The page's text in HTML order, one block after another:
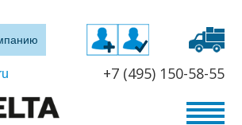
+7 (495) 150-58-55